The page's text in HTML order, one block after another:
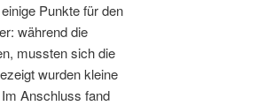
Punkte für den
während die
mussten sich die
wurden kleine
Anschluss fand